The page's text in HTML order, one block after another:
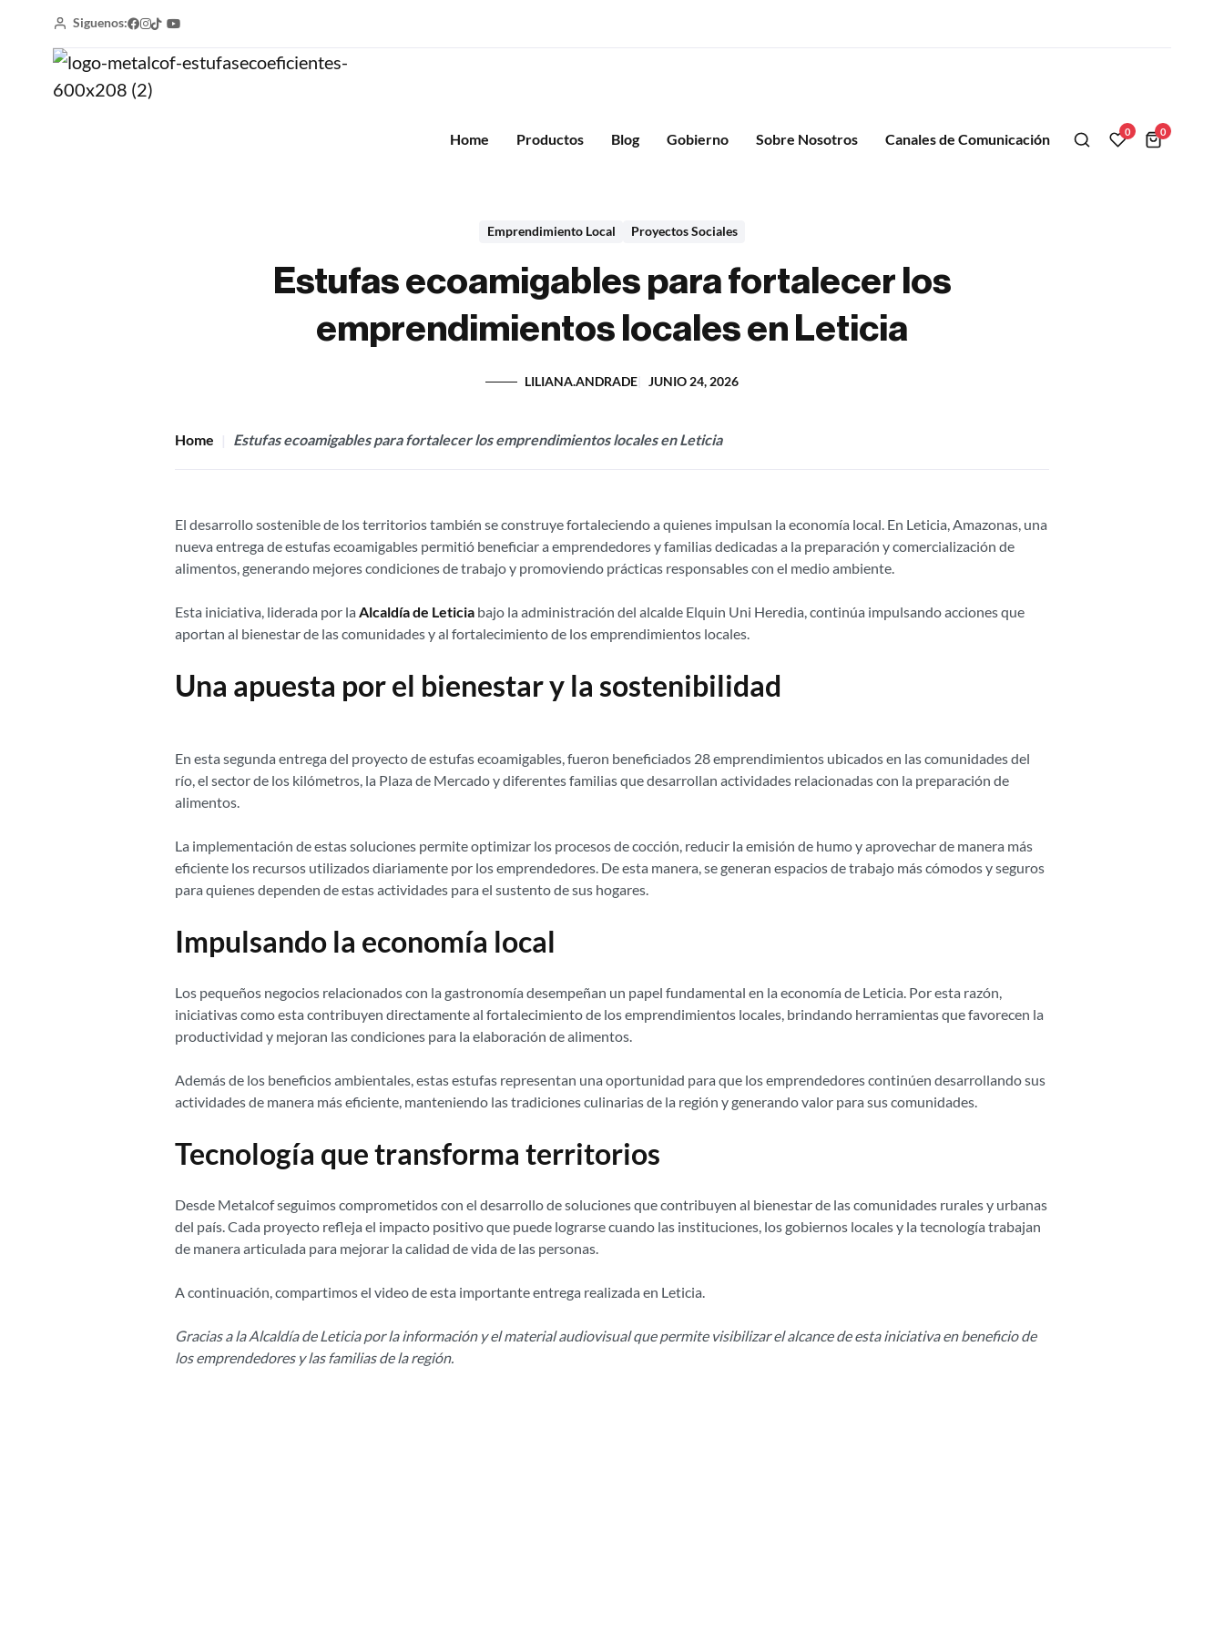
Siguenos:
Home Productos Blog Gobierno Sobre Nosotros Canales de Comunicación 0 0
Emprendimiento Local Proyectos Sociales
Estufas ecoamigables para fortalecer los
emprendimientos locales en Leticia
LILIANA.ANDRADE JUNIO 24, 2026
Home Estufas ecoamigables para fortalecer los emprendimientos locales en Leticia
El desarrollo sostenible de los territorios también se construye fortaleciendo a quienes impulsan la economía local. En Leticia, Amazonas, una
nueva entrega de estufas ecoamigables permitió beneficiar a emprendedores y familias dedicadas a la preparación y comercialización de
alimentos, generando mejores condiciones de trabajo y promoviendo prácticas responsables con el medio ambiente.
Esta iniciativa, liderada por la Alcaldía de Leticia bajo la administración del alcalde Elquin Uni Heredia, continúa impulsando acciones que
aportan al bienestar de las comunidades y al fortalecimiento de los emprendimientos locales.
Una apuesta por el bienestar y la sostenibilidad
En esta segunda entrega del proyecto de estufas ecoamigables, fueron beneficiados 28 emprendimientos ubicados en las comunidades del
río, el sector de los kilómetros, la Plaza de Mercado y diferentes familias que desarrollan actividades relacionadas con la preparación de
alimentos.
La implementación de estas soluciones permite optimizar los procesos de cocción, reducir la emisión de humo y aprovechar de manera más
eficiente los recursos utilizados diariamente por los emprendedores. De esta manera, se generan espacios de trabajo más cómodos y seguros
para quienes dependen de estas actividades para el sustento de sus hogares.
Impulsando la economía local
Los pequeños negocios relacionados con la gastronomía desempeñan un papel fundamental en la economía de Leticia. Por esta razón,
iniciativas como esta contribuyen directamente al fortalecimiento de los emprendimientos locales, brindando herramientas que favorecen la
productividad y mejoran las condiciones para la elaboración de alimentos.
Además de los beneficios ambientales, estas estufas representan una oportunidad para que los emprendedores continúen desarrollando sus
actividades de manera más eficiente, manteniendo las tradiciones culinarias de la región y generando valor para sus comunidades.
Tecnología que transforma territorios
Desde Metalcof seguimos comprometidos con el desarrollo de soluciones que contribuyen al bienestar de las comunidades rurales y urbanas
del país. Cada proyecto refleja el impacto positivo que puede lograrse cuando las instituciones, los gobiernos locales y la tecnología trabajan
de manera articulada para mejorar la calidad de vida de las personas.
A continuación, compartimos el video de esta importante entrega realizada en Leticia.
Gracias a la Alcaldía de Leticia por la información y el material audiovisual que permite visibilizar el alcance de esta iniciativa en beneficio de
los emprendedores y las familias de la región.